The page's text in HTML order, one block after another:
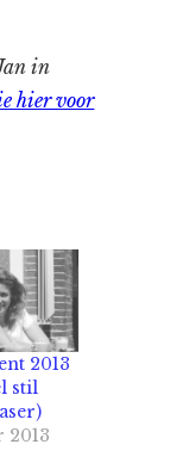
in
hier voor
2013
stil
2013